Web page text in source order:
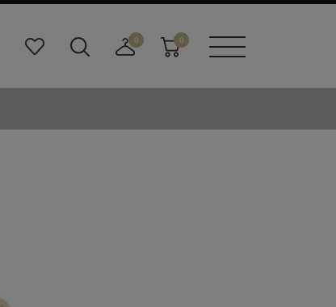
り
ダ
0
寄
0